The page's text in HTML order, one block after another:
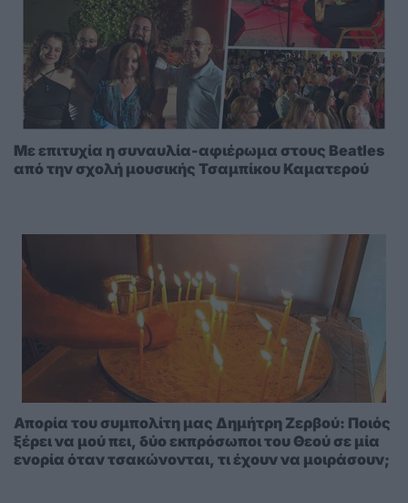
Με επιτυχία η συναυλία-αφιέρωμα στους Beatles
από την σχολή μουσικής Τσαμπίκου Καματερού
Απορία του συμπολίτη μας Δημήτρη Ζερβού: Ποιός
ξέρει να μού πει, δύο εκπρόσωποι του Θεού σε μία
ενορία όταν τσακώνονται, τι έχουν να μοιράσουν;